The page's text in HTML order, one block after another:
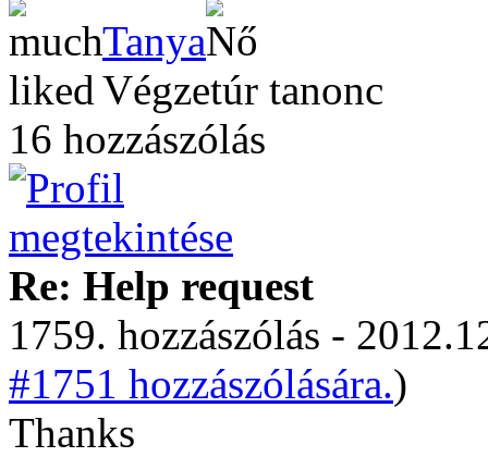
Tanya
Végzetúr tanonc
16 hozzászólás
Re: Help request
1759. hozzászólás -
#1751 hozzászólására.)
Thanks